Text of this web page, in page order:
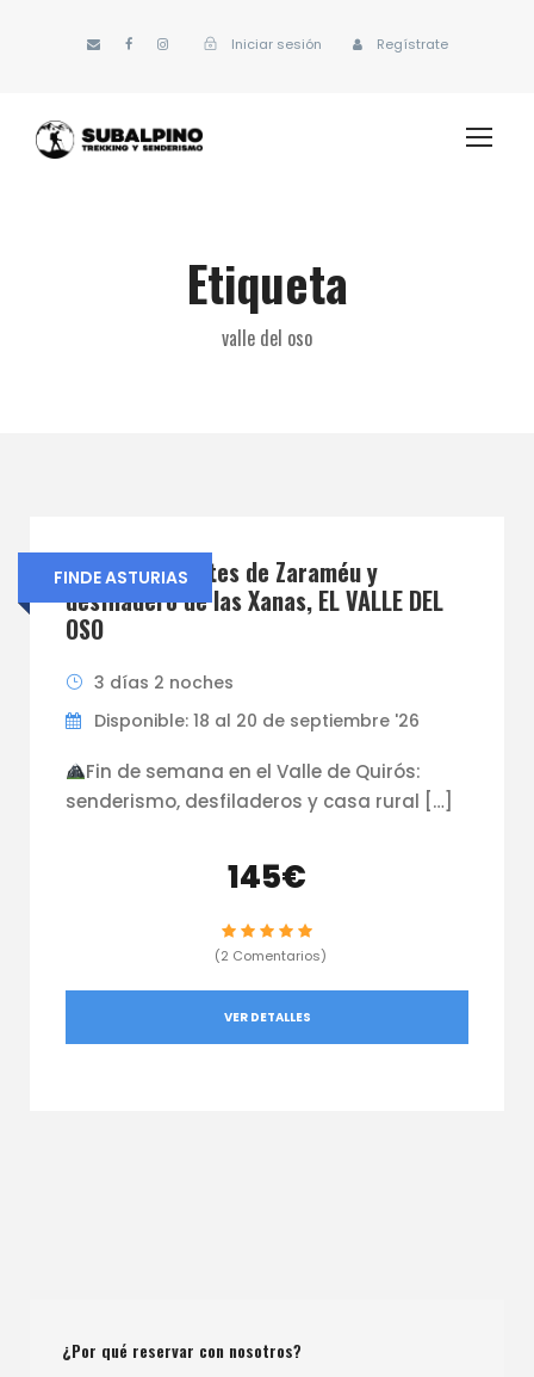
Iniciar sesión Regístrate
Etiqueta
valle del oso
FINDE ASTURIAS
ASTURIAS Montes de Zaraméu y
desfiladero de las Xanas, EL VALLE DEL
OSO
3 días 2 noches
Disponible: 18 al 20 de septiembre '26
Fin de semana en el Valle de Quirós:
senderismo, desfiladeros y casa rural […]
145€
(2 Comentarios)
VER DETALLES
¿Por qué reservar con nosotros?